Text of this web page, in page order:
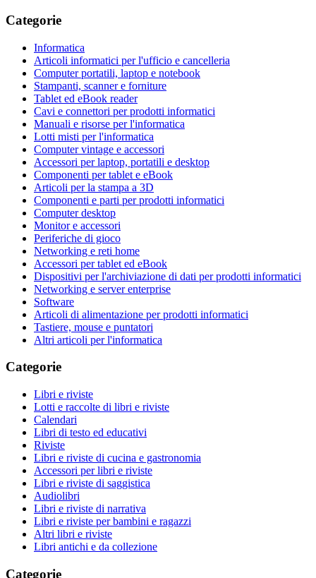
Categorie
Informatica
Articoli informatici per l'ufficio e cancelleria
Computer portatili, laptop e notebook
Stampanti, scanner e forniture
Tablet ed eBook reader
Cavi e connettori per prodotti informatici
Manuali e risorse per l'informatica
Lotti misti per l'informatica
Computer vintage e accessori
Accessori per laptop, portatili e desktop
Componenti per tablet e eBook
Articoli per la stampa a 3D
Componenti e parti per prodotti informatici
Computer desktop
Monitor e accessori
Periferiche di gioco
Networking e reti home
Accessori per tablet ed eBook
Dispositivi per l'archiviazione di dati per prodotti informatici
Networking e server enterprise
Software
Articoli di alimentazione per prodotti informatici
Tastiere, mouse e puntatori
Altri articoli per l'informatica
Categorie
Libri e riviste
Lotti e raccolte di libri e riviste
Calendari
Libri di testo ed educativi
Riviste
Libri e riviste di cucina e gastronomia
Accessori per libri e riviste
Libri e riviste di saggistica
Audiolibri
Libri e riviste di narrativa
Libri e riviste per bambini e ragazzi
Altri libri e riviste
Libri antichi e da collezione
Categorie